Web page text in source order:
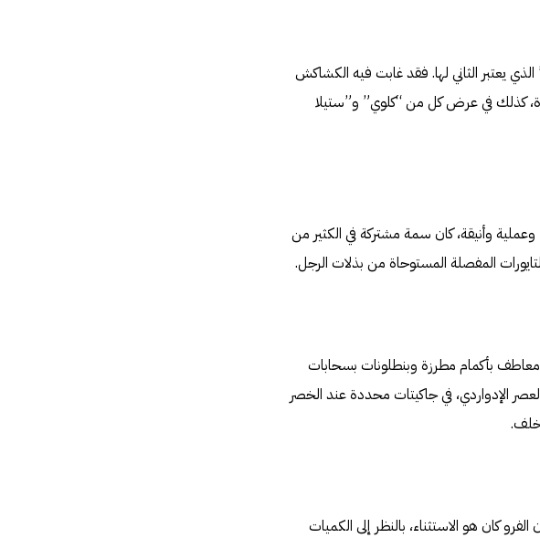
يعتبر الثاني لها. فقد غابت فيه الكشاكش
كذلك في عرض كل من “كلوي” و”ستيلا
وأنيقة، كان سمة مشتركة في الكثير من
المفصلة المستوحاة من بذلات الرجل.
بأكمام مطرزة وبنطلونات بسحابات
الإدواردي، في جاكيتات محددة عند الخصر
كان هو الاستثناء، بالنظر إلى الكميات